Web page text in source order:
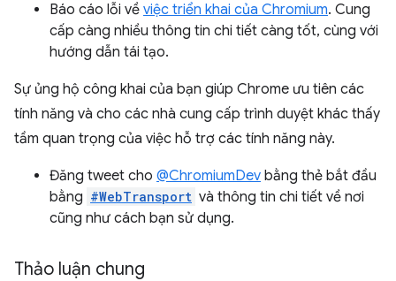
Báo cáo lỗi về việc triển khai của Chromium. Cung
cấp càng nhiều thông tin chi tiết càng tốt, cùng với
hướng dẫn tái tạo.
Sự ủng hộ công khai của bạn giúp Chrome ưu tiên các
tính năng và cho các nhà cung cấp trình duyệt khác thấy
tầm quan trọng của việc hỗ trợ các tính năng này.
Đăng tweet cho @ChromiumDev bằng thẻ bắt đầu
bằng #WebTransport và thông tin chi tiết về nơi
cũng như cách bạn sử dụng.
Thảo luận chung